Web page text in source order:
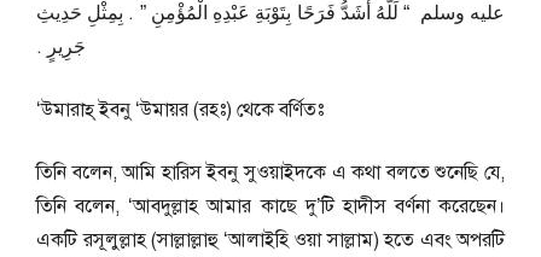
عليه وسلم ‏ “‏ لَلَّهُ أَشَدُّ فَرَحًا بِتَوْبَةِ عَبْدِهِ الْمُؤْمِنِ ‏”‏ ‏.‏ بِمِثْلِ حَدِيثِ
جَرِيرٍ ‏.‏
‘উমারাহ্‌ ইবনু ‘উমায়র (রহঃ) থেকে বর্ণিতঃ
তিনি বলেন, আমি হারিস ইবনু সুওয়াইদকে এ কথা বলতে শুনেছি যে,
তিনি বলেন, ‘আবদুল্লাহ আমার কাছে দু’টি হাদীস বর্ণনা করেছেন।
একটি রসূলুল্লাহ (সাল্লাল্লাহু ‘আলাইহি ওয়া সাল্লাম) হতে এবং অপরটি